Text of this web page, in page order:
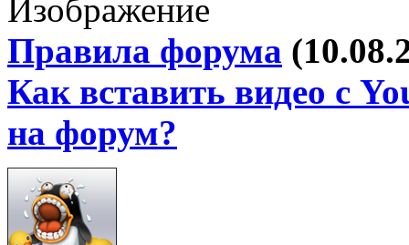
Правила форума
Как вставить видео с
на форум?